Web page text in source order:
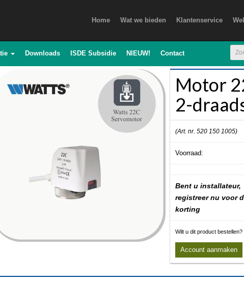
Home Wat we bieden Klantenservice
Downloads ISDE Subsidie NIEUW! Contact
Motor
2-
(Art. nr. 520 150 1005)
Voorraad:
Bent u installateur,
registreer nu voor
korting
Wilt u dit product
Account aanmaken